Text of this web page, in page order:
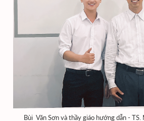
Bùi Văn Sơn và thầy giáo hướng dẫn -